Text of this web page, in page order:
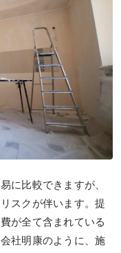
に比較できますが、
スクが伴います。提
が全て含まれている
社明康のように、施